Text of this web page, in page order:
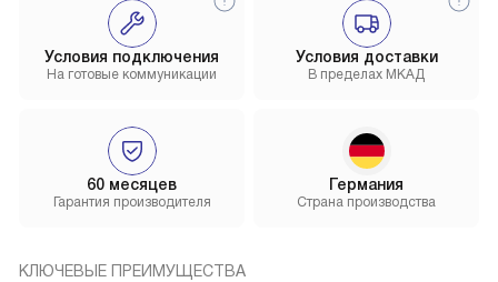
Условия доставки
В пределах МКАД
60 месяцев
Гарантия производителя
Условия подключения
На готовые коммуникации
Германия
Страна производства
КЛЮЧЕВЫЕ ПРЕИМУЩЕСТВА